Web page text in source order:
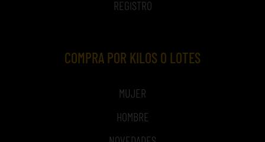
REGISTRO
COMPRA POR KILOS O LOTES
MUJER
HOMBRE